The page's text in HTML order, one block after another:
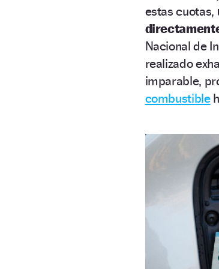
estas cuotas,
Nacional de
realizado
imparable,
combustible